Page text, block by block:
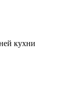
кухни